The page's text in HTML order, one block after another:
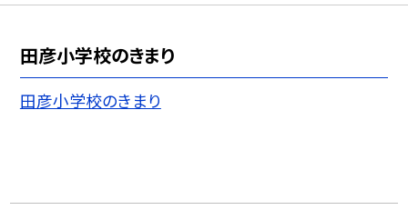
田彦小学校のきまり
田彦小学校のきまり